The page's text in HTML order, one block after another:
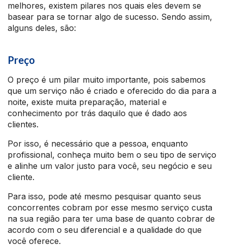
melhores, existem pilares nos quais eles devem se
basear para se tornar algo de sucesso. Sendo assim,
alguns deles, são:
Preço
O preço é um pilar muito importante, pois sabemos
que um serviço não é criado e oferecido do dia para a
noite, existe muita preparação, material e
conhecimento por trás daquilo que é dado aos
clientes.
Por isso, é necessário que a pessoa, enquanto
profissional, conheça muito bem o seu tipo de serviço
e alinhe um valor justo para você, seu negócio e seu
cliente.
Para isso, pode até mesmo pesquisar quanto seus
concorrentes cobram por esse mesmo serviço custa
na sua região para ter uma base de quanto cobrar de
acordo com o seu diferencial e a qualidade do que
você oferece.